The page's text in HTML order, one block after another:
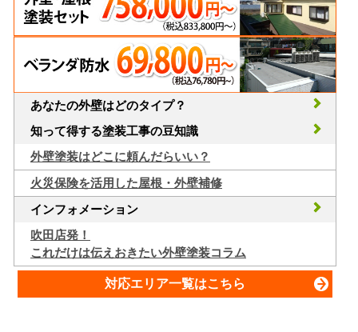
あなたの外壁はどのタイプ？
知って得する塗装工事の豆知識
外壁塗装はどこに頼んだらいい？
火災保険を活用した屋根・外壁補修
インフォメーション
吹田店発！
これだけは伝えおきたい外壁塗装コラム
対応エリア一覧はこちら